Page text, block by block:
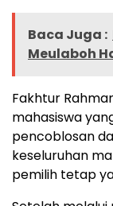
Baca Juga :
Meulaboh
Fakhtur
mahasiswa
pencoblosan
keseluruhan
pemilih tetap